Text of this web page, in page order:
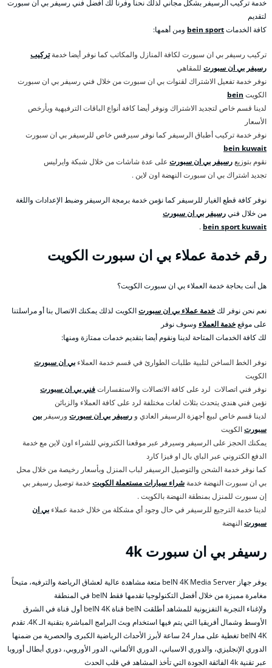
خدمة تركيب الرسيفر بشكل مجاني لذلك نحنا وفرنا لك أفضل فني رسيفر بي ان سبورت
لتقديم
كافة الخدماتbein sport ومن أهمها:
تركيب رسيفر بي ان سبورت لكافة المنازل والمكاتب كما نوفر أيضا خدمةتركيب
رسيفر بي ان سبورت للمقاهي
نوفر خدمة تفعيل الاشتراك لقنوات بي ان سبورت من خلال فني رسيفر بي ان سبورت
الكويت bein
لدينا قسم خاص لتجديد الاشتراك ونوفر أيضا كافة أنواع الباقات الترفيهية وبأرخص
الأسعار
نوفر خدمة تركيب أطباق الرسيفر كما نوفر سيرفس خاص للرسيفر بي ان سبورت
bein kuwait
نقوم بتوزيعرسيفر بي ان سبورت على عدة شاشات من خلال شبكة وايرليس
تجديد اشتراك بي ان سبورت النهضة اون لاين .
نوفر كافة قطع الغيار للرسيفر كما نؤمن خدمة برمجة الرسيفر وضبط الإعدادات واللغة
من خلال فنيرسيفر بي ان سبورت
bein sport kuwait
.
رقم خدمة عملاء بي ان سبورت الكويت
هل أنت بحاجة خدمة العملاء بي ان سبورت الكويت؟
نعم نحن نوفر لكخدمة عملاء بي ان سبورتالكويت لذلك يمكنك الاتصال بنا أو مراسلتنا
على موقعخدمة العملاء وسوف نوفر
لك كافة الخدمات المتاحة لدينا ونقوم أيضا بتقديم خدمات ممتازة ومنها:
نوفر الخط الساخن لتلبية طلبات الطوارئ في قسم خدمة العملاء بي ان سبورت
الكويت
نوفر فني اتصالات لرد على كافة الاتصالات والاستفساراتفني بي ان سبورت
نؤمن فني هندي يتحدث بثلاث لغات مختلفة لرد على كافة العملاء والزبائن
لدينا قسم خاص لبيع أجهزة الرسيفر العادي و رسيفر بي ان سبورت ورسيفر بين
سبورتالكويت
يمكنك الحجز على الرسيفر وسيرفر عبر موقعنا الكتروني للشراء اون لاين مع خدمة
الدفع الكتروني عبر الباي بال او فيزا كارد
كما نوفر خدمة الشحن والتوصيل الرسيفر لباب المنزل وبأسعار رخيصة من خلال محل
بي ان سبورت النهضة خدمة شراء سيارات مستعملة الكويتخدمة توصيل رسيفر بي
إن سبورت للمنزل بمنطقة النهضة بالكويت .
لدينا خدمة الترجيع للرسيفر في حال وجود أي مشكلة من خلال خدمة عملاء بي ان
سبورتالنهضة
رسيفر بي ان سبورت 4k
يوفر جهاز beIN 4K Media Server متعة مشاهدة عالية لعشاق الرياضة والترفيه، متيحاً
مغامرة مميزة من خلال أفضل التكنولوجيا تقدمها فقط beIN في المنطقة
ولإغناء التجربة التفزيونية للمشاهد أطلقت beIN قناة beIN 4K أول قناة في الشرق
الأوسط وشمال أفريقيا التي يتم فيها استخدام وبث البرامج المباشرة بتقنية الـ 4K. تقدم
beIN 4K تغطية على مدار 24 ساعة لأبرز الأحداث الرياضية الكبرى والحصرية من ضمنها
الدوري الإنجليزي، والدوري الاسباني، الدوري الألماني، الدور الأوروبي، دوري أبطال أوروبا
عبر تقنية 4k الفائقة الجودة التي تأخذ المشاهد في قلب الحدث